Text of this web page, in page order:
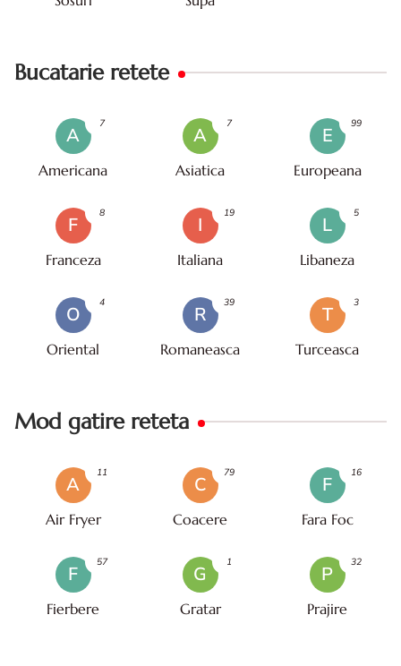
Bucatarie retete
A
Americana
7
A
Asiatica
7
E
Europeana
99
F
Franceza
8
I
Italiana
19
L
Libaneza
5
O
Oriental
4
R
Romaneasca
39
T
Turceasca
3
Mod gatire reteta
A
Air Fryer
11
C
Coacere
79
F
Fara Foc
16
F
Fierbere
57
G
Gratar
1
P
Prajire
32